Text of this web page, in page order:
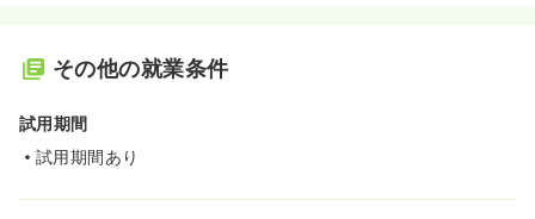
その他の就業条件
試用期間
試用期間あり